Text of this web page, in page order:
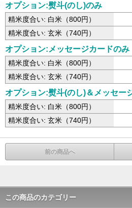
オプション:熨斗(のし)のみ
精米度合い: 白米（800円）
精米度合い: 玄米（740円）
オプション:メッセージカードのみ
精米度合い: 白米（800円）
精米度合い: 玄米（740円）
オプション:熨斗(のし)＆メッセー
精米度合い: 白米（800円）
精米度合い: 玄米（740円）
前の商品へ
この商品のカテゴリー